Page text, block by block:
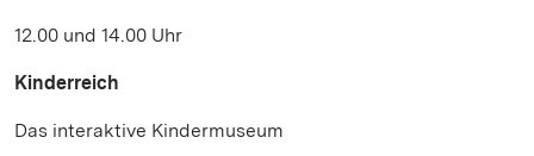
12.00 und 14.00 Uhr
Kinderreich
Das interaktive Kindermuseum